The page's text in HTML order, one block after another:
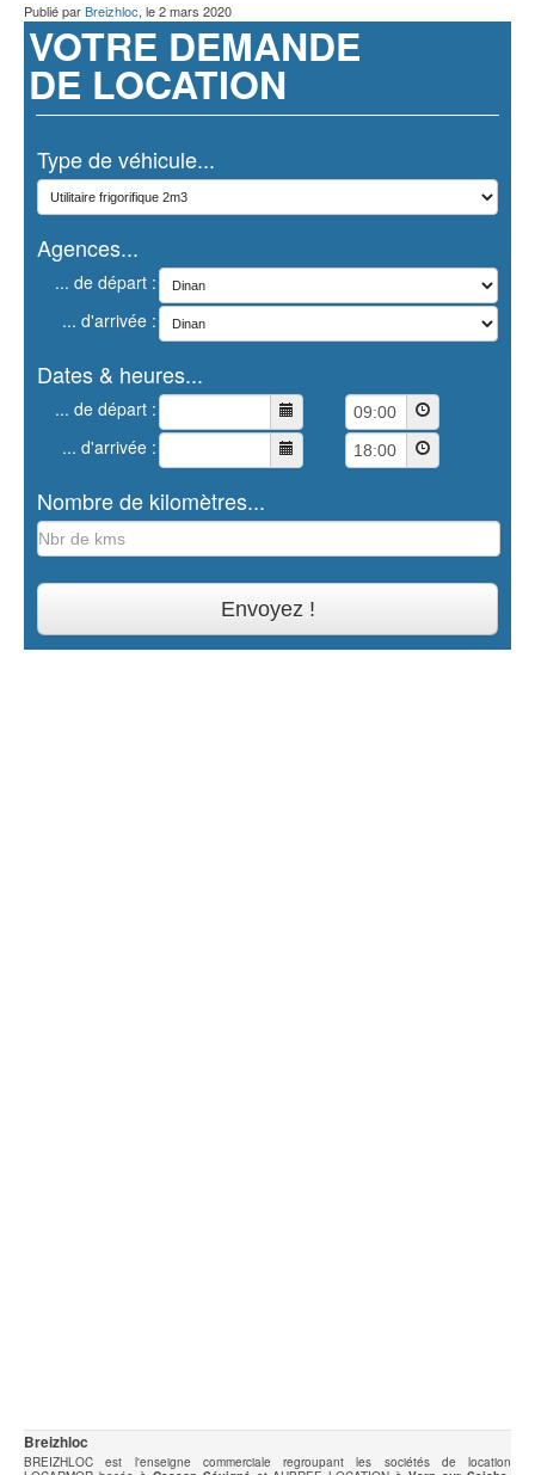
Publié parBreizhloc, le2 mars 2020
VOTRE DEMANDE
DE LOCATION
Type de véhicule...
Agences...
... de départ :
... d'arrivée :
Dates & heures...
... de départ :
... d'arrivée :
Nombre de kilomètres...
Breizhloc
BREIZHLOC est l'enseigne commerciale regroupant les sociétés de location